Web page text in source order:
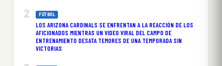
FÚTBOL
LOS ARIZONA CARDINALS SE ENFRENTAN A LA REACCIÓN DE LOS
AFICIONADOS MIENTRAS UN VIDEO VIRAL DEL CAMPO DE
ENTRENAMIENTO DESATA TEMORES DE UNA TEMPORADA SIN
VICTORIAS